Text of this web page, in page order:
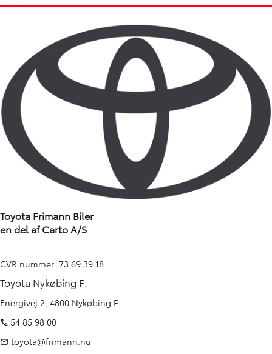
2021
189.862KR.
FINANSIERING
2.124 KR.
Maribo
Toyota Frimann Biler
en del af Carto A/S
CVR nummer: 73 69 39 18
Toyota Nykøbing F.
Energivej 2, 4800 Nykøbing F.
54 85 98 00
toyota@frimann.nu